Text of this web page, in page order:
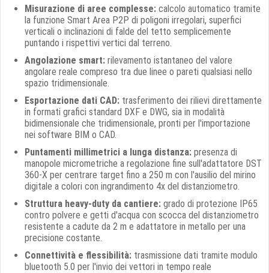
Misurazione di aree complesse: calcolo automatico tramite
la funzione Smart Area P2P di poligoni irregolari, superfici
verticali o inclinazioni di falde del tetto semplicemente
puntando i rispettivi vertici dal terreno.
Angolazione smart: rilevamento istantaneo del valore
angolare reale compreso tra due linee o pareti qualsiasi nello
spazio tridimensionale.
Esportazione dati CAD: trasferimento dei rilievi direttamente
in formati grafici standard DXF e DWG, sia in modalità
bidimensionale che tridimensionale, pronti per l'importazione
nei software BIM o CAD.
Puntamenti millimetrici a lunga distanza: presenza di
manopole micrometriche a regolazione fine sull'adattatore DST
360-X per centrare target fino a 250 m con l'ausilio del mirino
digitale a colori con ingrandimento 4x del distanziometro.
Struttura heavy-duty da cantiere: grado di protezione IP65
contro polvere e getti d'acqua con scocca del distanziometro
resistente a cadute da 2 m e adattatore in metallo per una
precisione costante.
Connettività e flessibilità: trasmissione dati tramite modulo
bluetooth 5.0 per l'invio dei vettori in tempo reale